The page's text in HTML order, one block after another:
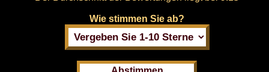
Wie stimmen Sie ab?